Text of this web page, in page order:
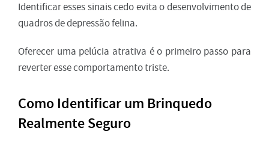
Identificar esses sinais cedo evita o desenvolvimento de
quadros de depressão felina.
Oferecer uma pelúcia atrativa é o primeiro passo para
reverter esse comportamento triste.
Como Identificar um Brinquedo
Realmente Seguro